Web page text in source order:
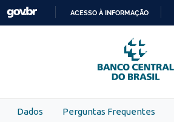
Skip to main content
PARA
O
CONTEÚDO
ACESSO À INFORMAÇÃO
Dados Perguntas Frequentes